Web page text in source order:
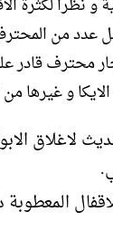
عدد من
محترف قادر
و غيرها من
لاغلاق